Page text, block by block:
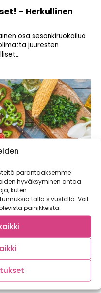
parantaaksemme
hyväksyminen antaa
kuten
tällä sivustolla. Voit
painikkeista.
– Herkullinen
osa sesonkiruokailua
juuresten
kehittäjien omasta
kolme suomalaista